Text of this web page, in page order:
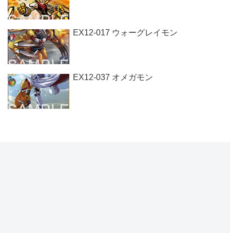
EX12-017 ウォーグレイモン
EX12-037 オメガモン